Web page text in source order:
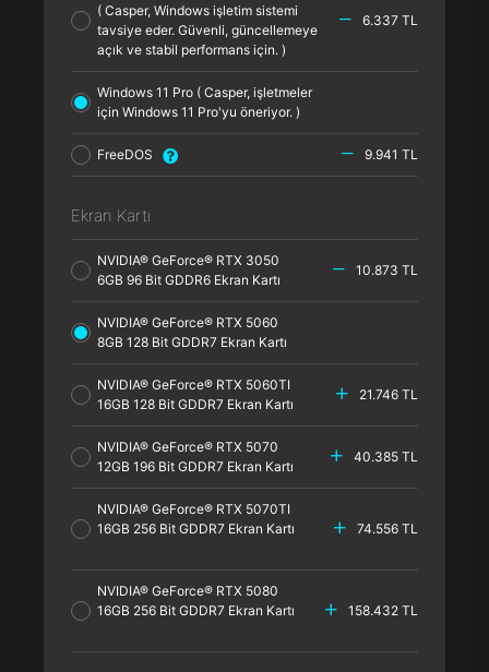
( Casper, Windows işletim sistemi
tavsiye eder. Güvenli, güncellemeye
açık ve stabil performans için. )
6.337 TL
Windows 11 Pro ( Casper, işletmeler
için Windows 11 Pro'yu öneriyor. )
FreeDOS 9.941 TL
Ekran Kartı
NVIDIA® GeForce® RTX 3050
6GB 96 Bit GDDR6 Ekran Kartı
10.873 TL
NVIDIA® GeForce® RTX 5060
8GB 128 Bit GDDR7 Ekran Kartı
NVIDIA® GeForce® RTX 5060TI
16GB 128 Bit GDDR7 Ekran Kartı
21.746 TL
NVIDIA® GeForce® RTX 5070
12GB 196 Bit GDDR7 Ekran Kartı
40.385 TL
NVIDIA® GeForce® RTX 5070TI
16GB 256 Bit GDDR7 Ekran Kartı
74.556 TL
NVIDIA® GeForce® RTX 5080
16GB 256 Bit GDDR7 Ekran Kartı
158.432 TL